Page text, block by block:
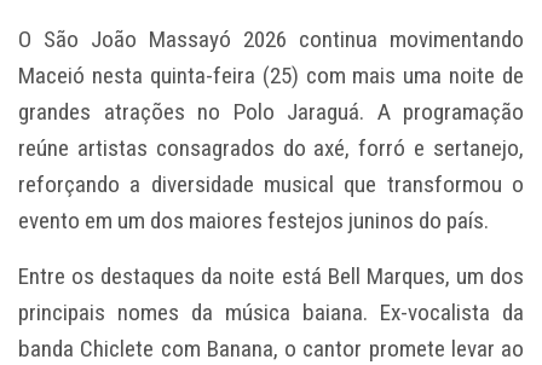
O São João Massayó 2026 continua movimentando
Maceió nesta quinta-feira (25) com mais uma noite de
grandes atrações no Polo Jaraguá. A programação
reúne artistas consagrados do axé, forró e sertanejo,
reforçando a diversidade musical que transformou o
evento em um dos maiores festejos juninos do país.
Entre os destaques da noite está Bell Marques, um dos
principais nomes da música baiana. Ex-vocalista da
banda Chiclete com Banana, o cantor promete levar ao